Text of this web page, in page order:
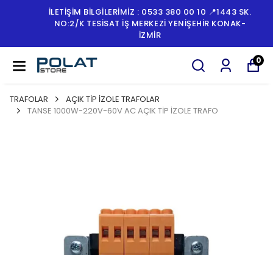
İLETİŞİM BİLGİLERİMİZ : 0533 380 00 10 📍1443 SK.
NO:2/K TESISAT İŞ MERKEZI YENIŞEHIR KONAK-
İZMİR
0
TRAFOLAR
AÇIK TİP İZOLE TRAFOLAR
TANSE 1000W-220V-60V AC AÇIK TİP İZOLE TRAFO